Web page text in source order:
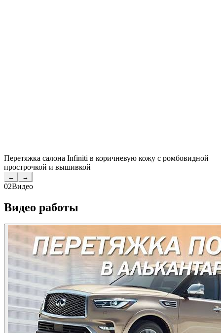
Перетяжка салона Infiniti в коричневую кожу с ромбовидной
прострочкой и вышивкой
← →
02Видео
Видео работы